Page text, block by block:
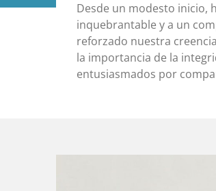
Desde un modesto inicio,
inquebrantable y a un
reforzado nuestra
la importancia de la
entusiasmados por